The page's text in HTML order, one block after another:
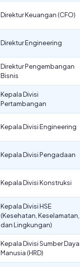
Direktur Keuangan (CFO)
Direktur Engineering
Direktur Pengembangan
Bisnis
Kepala Divisi
Pertambangan
Kepala Divisi Engineering
Kepala Divisi Pengadaan
Kepala Divisi Konstruksi
Kepala Divisi HSE
(Kesehatan, Keselamatan,
dan Lingkungan)
Kepala Divisi Sumber Daya
Manusia (HRD)